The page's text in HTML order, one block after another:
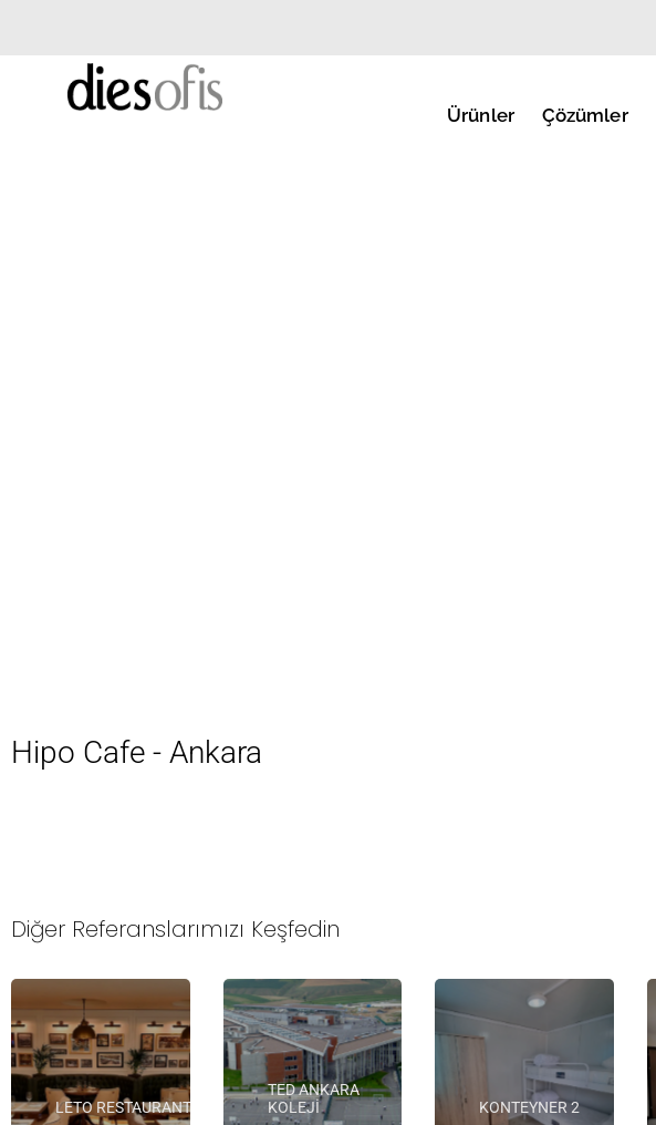
Ürünler Çözümler
Hipo Cafe - Ankara
Diğer Referanslarımızı Keşfedin
LETO RESTAURANT
TED ANKARA
KOLEJİ
KONTEYNER 2